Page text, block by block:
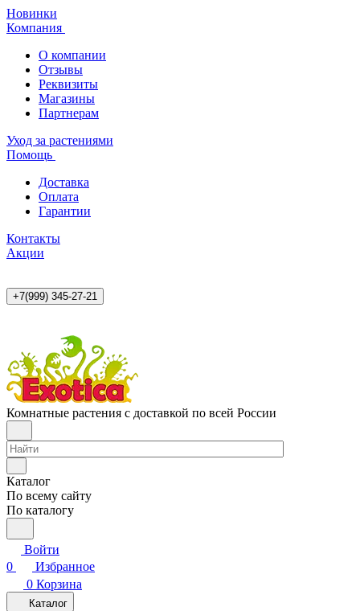
Новинки
Компания
О компании
Отзывы
Реквизиты
Магазины
Партнерам
Уход за растениями
Помощь
Доставка
Оплата
Гарантии
Контакты
Акции
+7(999) 345-27-21
Комнатные растения с доставкой по всей России
Каталог
По всему сайту
По каталогу
Войти
0
Избранное
0 Корзина
Каталог